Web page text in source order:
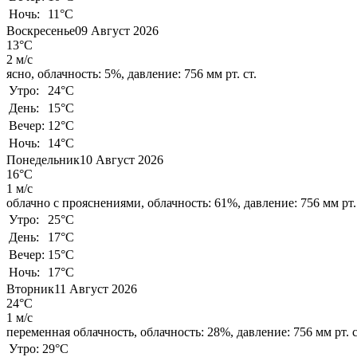
Ночь:
11°C
Воскресенье09 Август 2026
13°C
2 м/с
ясно, облачность: 5%, давление: 756 мм рт. ст.
Утро:
24°C
День:
15°C
Вечер: 12°C
Ночь:
14°C
Понедельник10 Август 2026
16°C
1 м/с
облачно с прояснениями, облачность: 61%, давление: 756 мм рт.
Утро:
25°C
День:
17°C
Вечер: 15°C
Ночь:
17°C
Вторник11 Август 2026
24°C
1 м/с
переменная облачность, облачность: 28%, давление: 756 мм рт.
Утро: 29°C